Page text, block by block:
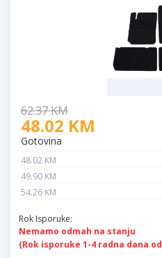
62.37 KM
48.02 KM
Gotovina
48.02 KM
49.90 KM
54.26 KM
Rok Isporuke:
Nemamo odmah na stanju
(Rok isporuke 1-4 radna dana od